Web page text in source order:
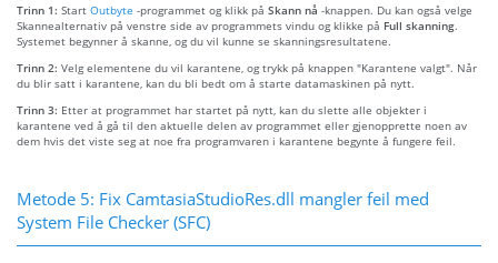
Trinn 1: Start Outbyte -programmet og klikk på Skann nå -knappen. Du kan også velge
Skannealternativ på venstre side av programmets vindu og klikke på Full skanning.
Systemet begynner å skanne, og du vil kunne se skanningsresultatene.
Trinn 2: Velg elementene du vil karantene, og trykk på knappen "Karantene valgt". Når
du blir satt i karantene, kan du bli bedt om å starte datamaskinen på nytt.
Trinn 3: Etter at programmet har startet på nytt, kan du slette alle objekter i
karantene ved å gå til den aktuelle delen av programmet eller gjenopprette noen av
dem hvis det viste seg at noe fra programvaren i karantene begynte å fungere feil.
Metode 5: Fix CamtasiaStudioRes.dll mangler feil med
System File Checker (SFC)